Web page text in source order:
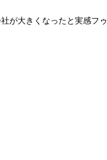
が大きくなったと実感フゥ